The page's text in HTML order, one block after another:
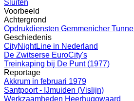
Sluiten
Voorbeeld
Achtergrond
Opdrukdiensten Gemmenicher Tunnel
Geschiedenis
CityNightLine in Nederland
De Zwitserse EuroCity's
Treinkaping bij De Punt (1977)
Reportage
Akkrum in februari 1979
Santpoort - IJmuiden (Vislijn)
Werkzaamheden Heerhugowaard